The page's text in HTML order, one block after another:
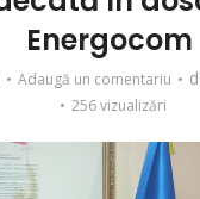
Energocom
Adaugă un comentariu
256 vizualizări